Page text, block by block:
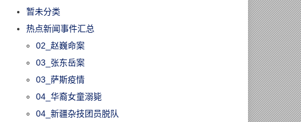
暂未分类
热点新闻事件汇总
02_赵巍命案
03_张东岳案
03_萨斯疫情
04_华裔女童溺毙
04_新疆杂技团员脱队